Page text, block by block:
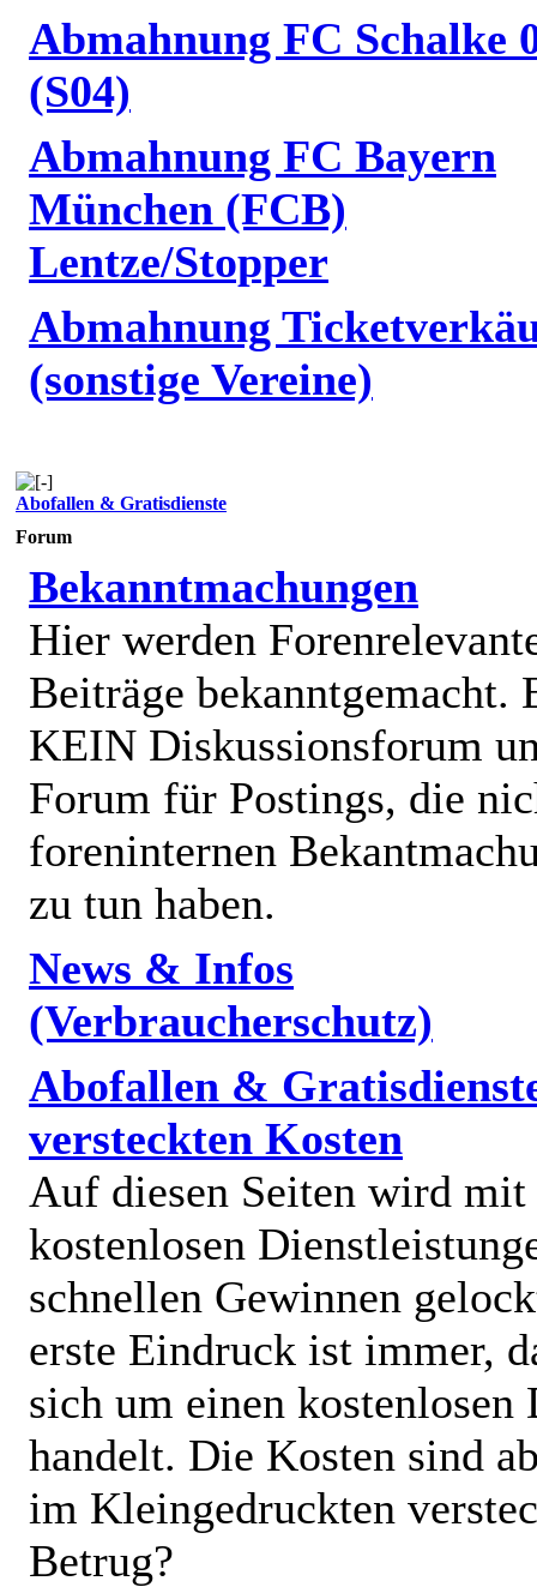
Abmahnung FC Schalke
(S04)
Abmahnung FC Bayern
München (FCB)
Lentze/Stopper
Abmahnung
(sonstige Vereine)
Abofallen & Gratisdienste
Forum
Bekanntmachungen
Hier werden
Beiträge bekanntgemacht.
KEIN Diskussionsforum
Forum für Postings, die
foreninternen
zu tun haben.
News & Infos
(Verbraucherschutz)
Abofallen &
versteckten Kosten
Auf diesen Seiten wird mit
kostenlosen
schnellen Gewinnen
erste Eindruck ist immer,
sich um einen kostenlosen
handelt. Die Kosten sind
im Kleingedruckten
Betrug?